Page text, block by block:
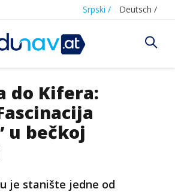
Srpski / Deutsch /
do Kifera:
u bečkoj
je stanište jedne od